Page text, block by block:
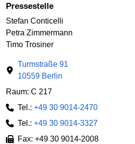
Pressestelle
Stefan Conticelli
Petra Zimmermann
Timo Trosiner
Turmstraße 91
10559 Berlin
Raum: C 217
Tel.: +49 30 9014-2470
Tel.: +49 30 9014-3327
Fax: +49 30 9014-2008